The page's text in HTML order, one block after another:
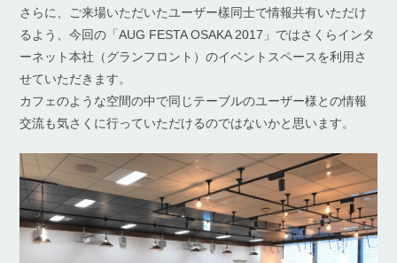
さらに、ご来場いただいたユーザー樣同士で情報共有いただけ
るよう、今回の「AUG FESTA OSAKA 2017」ではさくらインタ
ーネット本社（グランフロント）のイベントスペースを利用さ
せていただきます。
カフェのような空間の中で同じテーブルのユーザー様との情報
交流も気さくに行っていただけるのではないかと思います。